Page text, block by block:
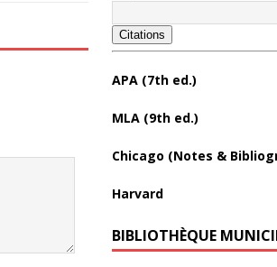
Citations
APA (7th ed.)
MLA (9th ed.)
Chicago (Notes &
Harvard
BIBLIOTHÈQUE